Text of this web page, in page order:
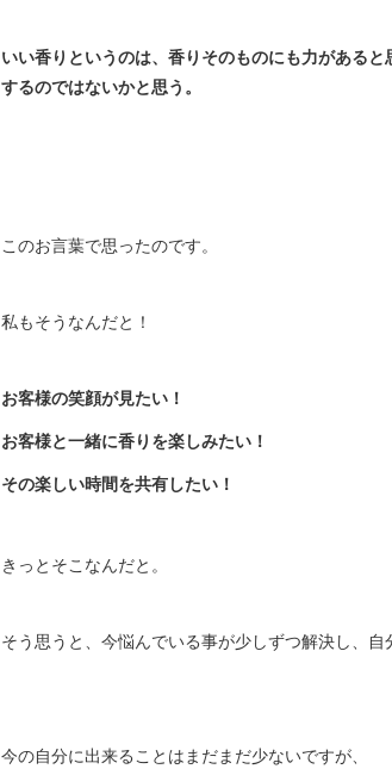
いい香りというのは、香りそのものにも力がある
するのではないかと思う。
このお言葉で思ったのです。
私もそうなんだと！
お客様の笑顔が見たい！
お客様と一緒に香りを楽しみたい！
その楽しい時間を共有したい！
きっとそこなんだと。
そう思うと、今悩んでいる事が少しずつ解決し、
今の自分に出来ることはまだまだ少ないですが、